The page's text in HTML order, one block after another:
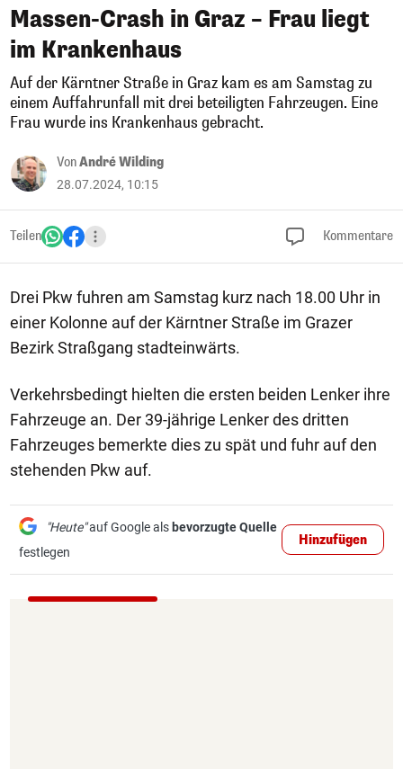
Massen-Crash in Graz – Frau liegt
im Krankenhaus
Auf der Kärntner Straße in Graz kam es am Samstag zu
einem Auffahrunfall mit drei beteiligten Fahrzeugen. Eine
Frau wurde ins Krankenhaus gebracht.
VonAndré Wilding
28.07.2024, 10:15
Teilen Kommentare
Drei Pkw fuhren am Samstag kurz nach 18.00 Uhr in
einer Kolonne auf der Kärntner Straße im Grazer
Bezirk Straßgang stadteinwärts.
Verkehrsbedingt hielten die ersten beiden Lenker ihre
Fahrzeuge an. Der 39-jährige Lenker des dritten
Fahrzeuges bemerkte dies zu spät und fuhr auf den
stehenden Pkw auf.
"Heute"auf Google als bevorzugte Quelle
festlegen
Hinzufügen